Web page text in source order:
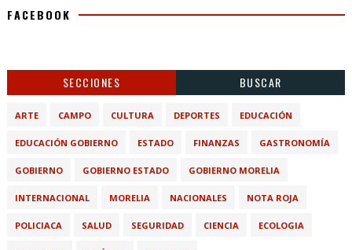
FACEBOOK
SECCIONES BUSCAR
ARTE CAMPO CULTURA DEPORTES EDUCACIÓN
EDUCACIÓN GOBIERNO ESTADO FINANZAS GASTRONOMÍA
GOBIERNO GOBIERNO ESTADO GOBIERNO MORELIA
INTERNACIONAL MORELIA NACIONALES NOTA ROJA
POLICIACA SALUD SEGURIDAD CIENCIA ECOLOGIA